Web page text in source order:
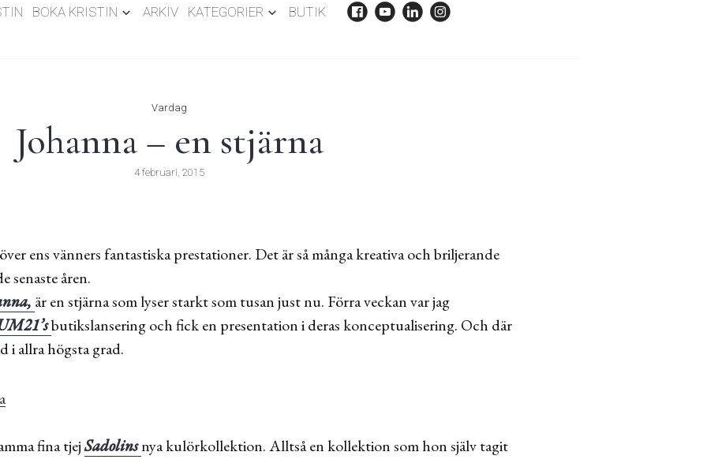
BOKA KRISTIN ARKIV KATEGORIER BUTIK
Vardag
Johanna – en stjärna
4 februari, 2015
ens vänners fantastiska prestationer. Det är så många kreativa och briljerande
senaste åren.
är en stjärna som lyser starkt som tusan just nu. Förra veckan var jag
butikslansering och fick en presentation i deras konceptualisering. Och där
i allra högsta grad.
fina tjejSadolinsnya kulörkollektion. Alltså en kollektion som hon själv tagit